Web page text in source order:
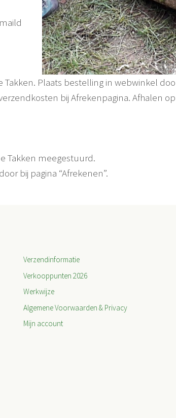
Plaats bestelling in webwinkel
bij Afrekenpagina. Afhalen
Takken meegestuurd.
bij pagina “Afrekenen”.
Verzendinformatie
Verkooppunten 2026
Werkwijze
Algemene Voorwaarden & Privacy
Mijn account